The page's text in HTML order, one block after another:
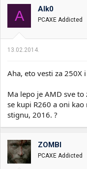
A Alk0
PCAXE Addicted
13.02.2014.
Aha, eto vesti za
Ma lepo je AMD sve
se kupi R260 a oni
stignu, 2016. ?
ZOMBI
PCAXE Addicted